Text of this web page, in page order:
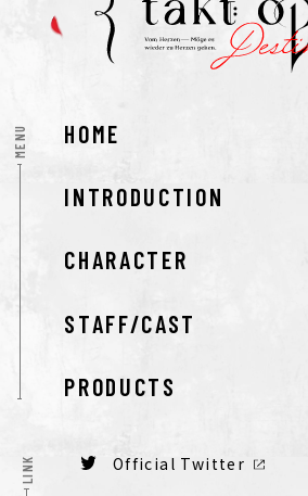
MENU HOME
INTRODUCTION
CHARACTER
STAFF/CAST
PRODUCTS
LINK Official Twitter